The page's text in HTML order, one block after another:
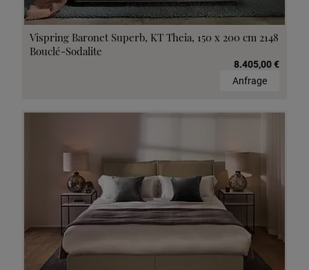
Vispring Baronet Superb, KT Theia, 150 x 200 cm 2148
Bouclé-Sodalite
8.405,00 €
Anfrage